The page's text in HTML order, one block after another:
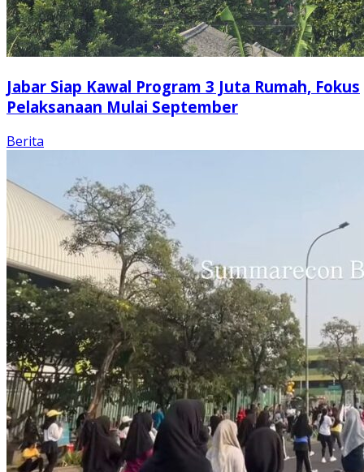
Jabar Siap Kawal Program 3 Juta Rumah, Fokus
Pelaksanaan Mulai September
Berita